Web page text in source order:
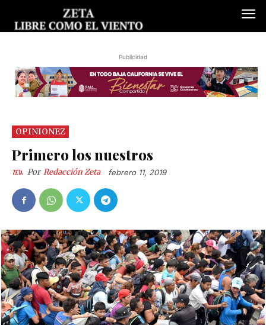
Publicidad
OPINIONEZ
Primero los nuestros
Por Redacción Zeta febrero 11, 2019